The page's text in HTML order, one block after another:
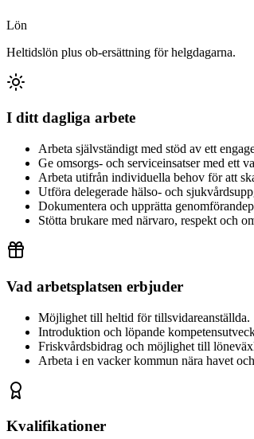
Lön
Heltidslön plus ob-ersättning för helgdagarna.
I ditt dagliga arbete
Arbeta självständigt med stöd av ett
Ge omsorgs- och serviceinsatser med ett
Arbeta utifrån individuella behov för att
Utföra delegerade hälso- och
Dokumentera och upprätta
Stötta brukare med närvaro, respekt och
Vad arbetsplatsen erbjuder
Möjlighet till heltid för tillsvidareanställda.
Introduktion och löpande
Friskvårdsbidrag och möjlighet till
Arbeta i en vacker kommun nära havet
Kvalifikationer